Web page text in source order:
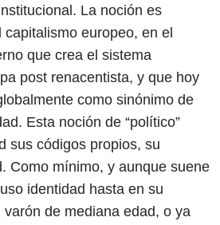
La noción es
europeo, en el
que crea el sistema
post renacentista, y que hoy
como sinónimo de
Esta noción de “político”
sus códigos propios, su
Como mínimo, y aunque suene
identidad hasta en su
de mediana edad, o ya